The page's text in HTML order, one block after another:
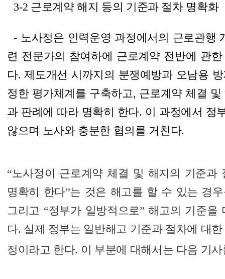
3-2 근로계약 해지 등의 기준과 절차 명확화
- 노사정은 인력운영 과정에서의 근로관행
련 전문가의 참여하에 근로계약 전반에 관
다. 제도개선 시까지의 분쟁예방과 오남용
정한 평가체계를 구축하고, 근로계약 체결
과 판례에 따라 명확히 한다. 이 과정에서 정
않으며
노사와 충분한 협의를 거친다.
“노사정이 근로계약 체결 및 해지의 기준과
명확히 한다”는 것은 해고를 할 수 있는 경
그리고 “정부가 일방적으로” 해고의 기준
다. 실제 정부는 일반해고 기준과 절차에 대
정이라고 한다. 이 부분에 대해서는 다음 기